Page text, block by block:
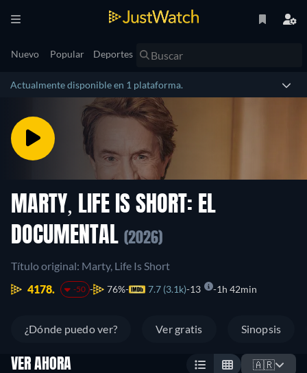
Nuevo Popular Deportes
Actualmente disponible en 1 plataforma.
MARTY, LIFE IS SHORT: EL
DOCUMENTAL (2026)
Título original: Marty, Life Is Short
4178.
-50 76% 7.7 (3.1k) 13 1h 42min
¿Dónde puedo ver? Ver gratis Sinopsis
VER AHORA 🇦🇷